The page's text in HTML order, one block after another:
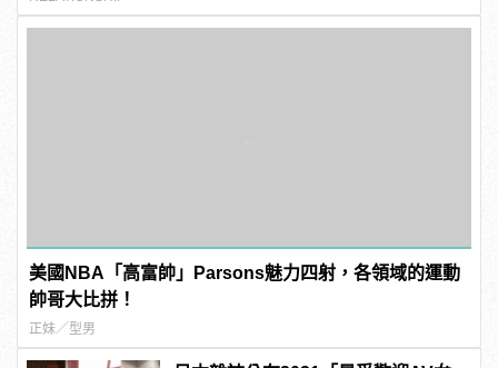
美國NBA「高富帥」Parsons魅力四射，各領域的運動
帥哥大比拼！
正妹／型男